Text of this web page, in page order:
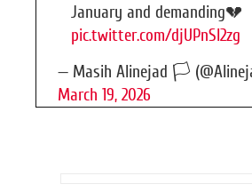
January and demanding💔
pic.twitter.com/djUPnSI2zg
— Masih Alinejad 🏳️
March 19, 2026